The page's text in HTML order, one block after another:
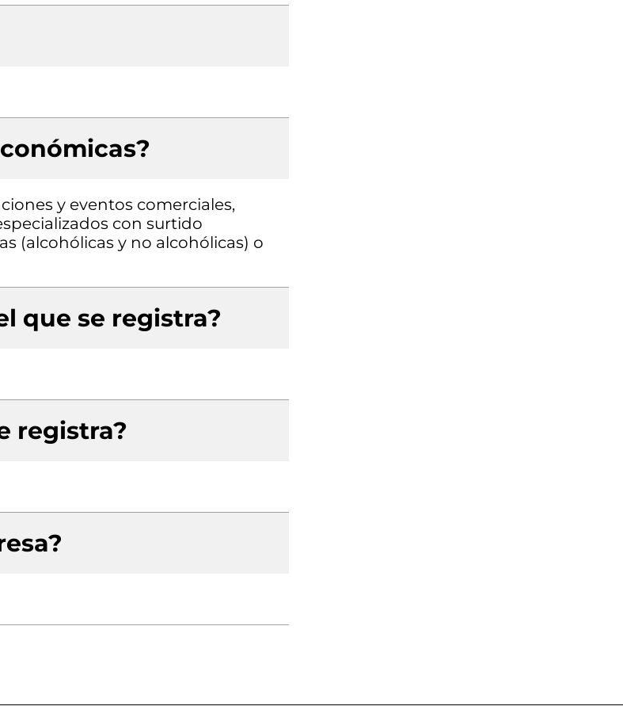
y eventos comerciales,
con surtido
(alcohólicas y no alcohólicas) o
que se registra?
registra?